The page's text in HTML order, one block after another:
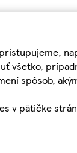
všetko,
spôsob,
v pätičke